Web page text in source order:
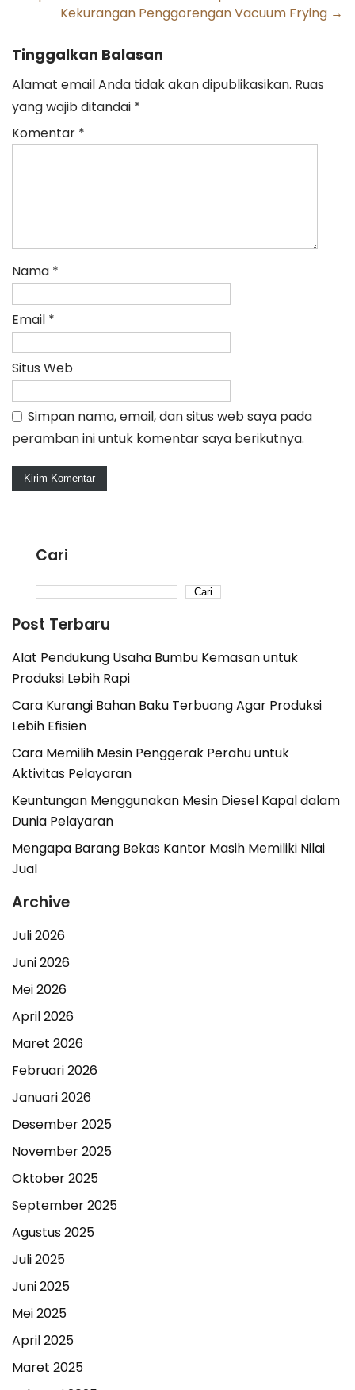
navigation
Kekurangan Penggorengan Vacuum Frying →
Tinggalkan Balasan
Alamat email Anda tidak akan dipublikasikan. Ruas
yang wajib ditandai *
Komentar *
Nama *
Email *
Situs Web
Simpan nama, email, dan situs web saya pada
peramban ini untuk komentar saya berikutnya.
Cari
Cari
Post Terbaru
Alat Pendukung Usaha Bumbu Kemasan untuk
Produksi Lebih Rapi
Cara Kurangi Bahan Baku Terbuang Agar Produksi
Lebih Efisien
Cara Memilih Mesin Penggerak Perahu untuk
Aktivitas Pelayaran
Keuntungan Menggunakan Mesin Diesel Kapal dalam
Dunia Pelayaran
Mengapa Barang Bekas Kantor Masih Memiliki Nilai
Jual
Archive
Juli 2026
Juni 2026
Mei 2026
April 2026
Maret 2026
Februari 2026
Januari 2026
Desember 2025
November 2025
Oktober 2025
September 2025
Agustus 2025
Juli 2025
Juni 2025
Mei 2025
April 2025
Maret 2025